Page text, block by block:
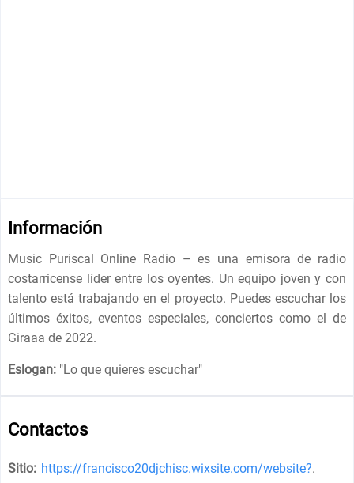
Información
Music Puriscal Online Radio – es una emisora de radio
costarricense líder entre los oyentes. Un equipo joven y con
talento está trabajando en el proyecto. Puedes escuchar los
últimos éxitos, eventos especiales, conciertos como el de
Giraaa de 2022.
Eslogan: "Lo que quieres escuchar"
Contactos
Sitio: https://francisco20djchisc.wixsite.com/website?.